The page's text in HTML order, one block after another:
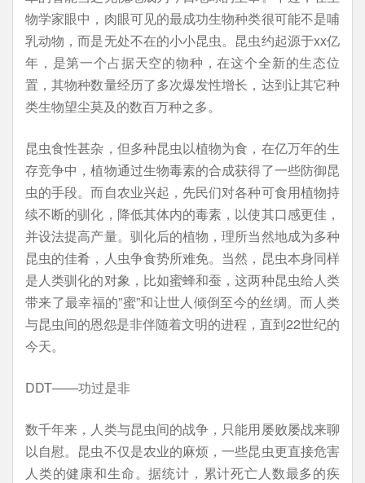
物学家眼中，肉眼可见的最成功生物种类很可能不是哺
乳动物，而是无处不在的小小昆虫。昆虫约起源于xx亿
年，是第一个占据天空的物种，在这个全新的生态位
置，其物种数量经历了多次爆发性增长，达到让其它种
类生物望尘莫及的数百万种之多。
昆虫食性甚杂，但多种昆虫以植物为食，在亿万年的生
存竞争中，植物通过生物毒素的合成获得了一些防御昆
虫的手段。而自农业兴起，先民们对各种可食用植物持
续不断的驯化，降低其体内的毒素，以使其口感更佳，
并设法提高产量。驯化后的植物，理所当然地成为多种
昆虫的佳肴，人虫争食势所难免。当然，昆虫本身同样
是人类驯化的对象，比如蜜蜂和蚕，这两种昆虫给人类
带来了最幸福的”蜜”和让世人倾倒至今的丝绸。而人类
与昆虫间的恩怨是非伴随着文明的进程，直到22世纪的
今天。
DDT——功过是非
数千年来，人类与昆虫间的战争，只能用屡败屡战来聊
以自慰。昆虫不仅是农业的麻烦，一些昆虫更直接危害
人类的健康和生命。据统计，累计死亡人数最多的疾